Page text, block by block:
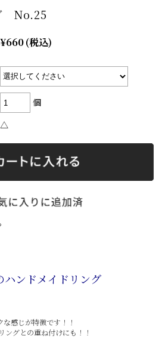
No.25
¥660(税込)
個
△
ハンドメイドリング
感じが特徴です！！
グとの重ね付けにも！！